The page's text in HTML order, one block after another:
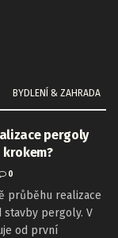
BYDLENÍ & ZAHRADA
pergoly
0
průběhu realizace
stavby pergoly. V
od první